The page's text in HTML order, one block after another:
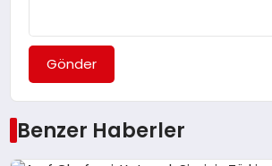
Gönder
Benzer Haberler